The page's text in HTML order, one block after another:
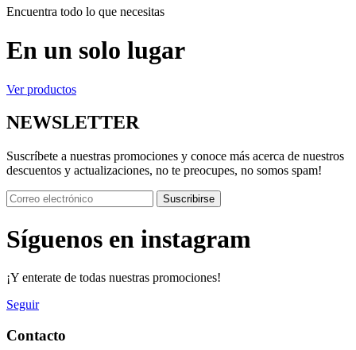
Encuentra todo lo que necesitas
En un solo lugar
Ver productos
NEWSLETTER
Suscríbete a nuestras promociones y conoce más acerca de nuestros
descuentos y actualizaciones, no te preocupes, no somos spam!
Suscribirse
Síguenos en instagram
¡Y enterate de todas nuestras promociones!
Seguir
Contacto